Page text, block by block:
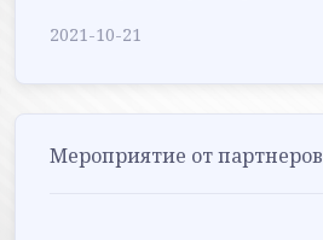
2021-10-21
Мероприятие от партнеров